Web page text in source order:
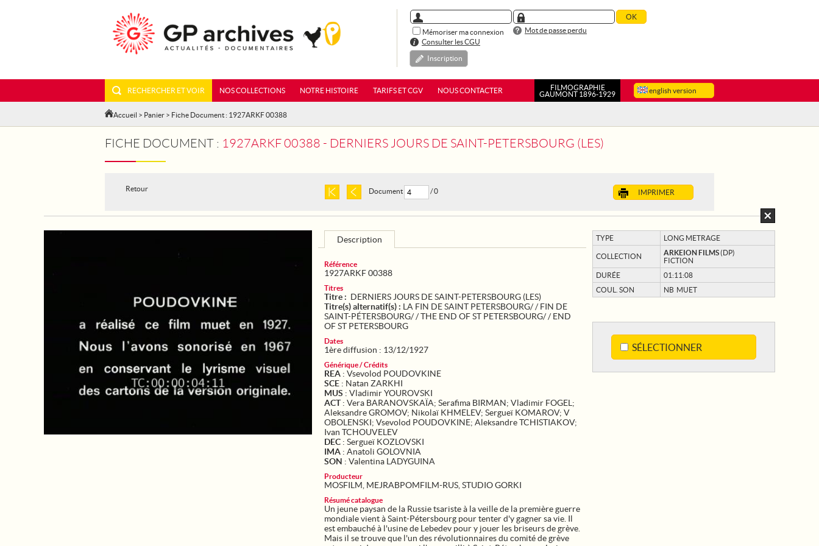
Mémoriser ma connexion
Mot de passe perdu
Consulter les CGU
Inscription
english version
RECHERCHER ET VOIR NOS COLLECTIONS NOTRE HISTOIRE TARIFS ET CGV NOUS CONTACTER
FILMOGRAPHIE
GAUMONT 1896-1929
Accueil > Panier > Fiche Document : 1927ARKF 00388
FICHE DOCUMENT : 1927ARKF 00388 - DERNIERS JOURS DE SAINT-PETERSBOURG (LES)
Retour IMPRIMER
Document / 0
TYPE LONG METRAGE
COLLECTION ARKEION FILMS(DP)
FICTION
DURÉE
01:11:08
COUL. SON
NB MUET
SÉLECTIONNER
Description
Référence
1927ARKF 00388
Titres
Titre : DERNIERS JOURS DE SAINT-PETERSBOURG (LES)
Titre(s) alternatif(s) : LA FIN DE SAINT PETERSBOURG/ / FIN DE
SAINT-PÉTERSBOURG/ / THE END OF ST PETERSBOURG/ / END
OF ST PETERSBOURG
Dates
1ère diffusion : 13/12/1927
Générique / Crédits
REA : Vsevolod POUDOVKINE
SCE : Natan ZARKHI
MUS : Vladimir YOUROVSKI
ACT: Vera BARANOVSKAÏA; Serafima BIRMAN; Vladimir FOGEL;
Aleksandre GROMOV; Nikolaï KHMELEV; Sergueï KOMAROV; V
OBOLENSKI; Vsevolod POUDOVKINE; Aleksandre TCHISTIAKOV;
Ivan TCHOUVELEV
DEC : Sergueï KOZLOVSKI
IMA : Anatoli GOLOVNIA
SON : Valentina LADYGUINA
Producteur
MOSFILM, MEJRABPOMFILM-RUS, STUDIO GORKI
Résumé catalogue
Un jeune paysan de la Russie tsariste à la veille de la première guerre
mondiale vient à Saint-Pétersbourg pour tenter d'y gagner sa vie. Il
est embauché à l'usine de Lebedev pour y jouer les briseurs de grève.
Mais il se trouve que l'un des révolutionnaires du comité de grève